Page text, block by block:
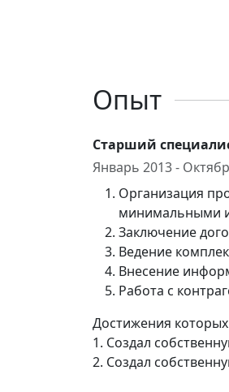
Опыт
Старший
Январь 2013 -
Организация
минимальными
Заключение
Ведение
Внесение
Работа с
Достижения которых
1. Создал
2. Создал